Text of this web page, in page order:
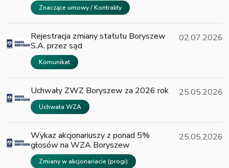
Znaczące umowy / Kontrakty
Rejestracja zmiany statutu Boryszew
S.A. przez sąd
Komunikat
02.07.2026
Uchwały ZWZ Boryszew za 2026 rok
Uchwała WZA
25.05.2026
Wykaz akcjonariuszy z ponad 5%
głosów na WZA Boryszew
Zmiany w akcjonariacie (progi)
25.05.2026